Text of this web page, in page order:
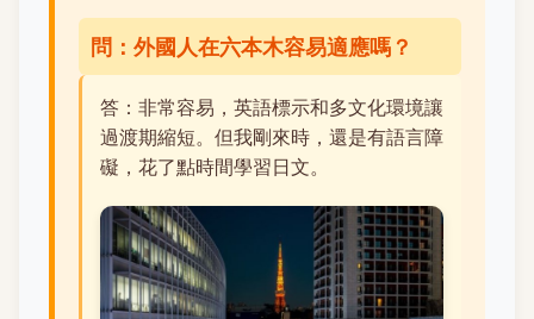
問：外國人在六本木容易適應嗎？
答：非常容易，英語標示和多文化環境讓
過渡期縮短。但我剛來時，還是有語言障
礙，花了點時間學習日文。